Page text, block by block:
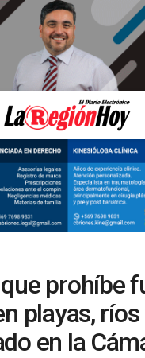
prohíbe
playas,
en la